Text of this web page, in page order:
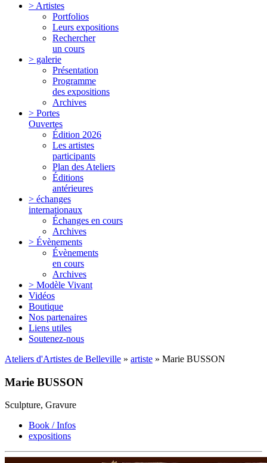
> Artistes
Portfolios
Leurs expositions
Rechercher
un cours
> galerie
Présentation
Programme
des expositions
Archives
> Portes
Ouvertes
Édition 2026
Les artistes
participants
Plan des Ateliers
Éditions
antérieures
> échanges
internationaux
Échanges en cours
Archives
> Évènements
Évènements
en cours
Archives
> Modèle Vivant
Vidéos
Boutique
Nos partenaires
Liens utiles
Soutenez-nous
Ateliers d'Artistes de Belleville » artiste » Marie BUSSON
Marie BUSSON
Sculpture, Gravure
Book / Infos
expositions